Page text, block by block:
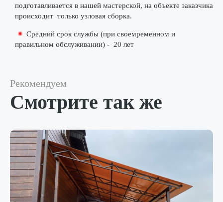
подготавливается в нашей мастерской, на объекте заказчика
происходит только узловая сборка.
Средний срок службы (при своемременном и
правильном обслуживании) - 20 лет
Рекомендуем
Смотрите так же